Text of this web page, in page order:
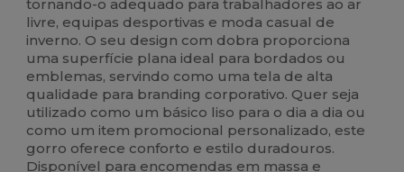
tornando-o adequado para trabalhadores ao ar
livre, equipas desportivas e moda casual de
inverno. O seu design com dobra proporciona
uma superfície plana ideal para bordados ou
emblemas, servindo como uma tela de alta
qualidade para branding corporativo. Quer seja
utilizado como um básico liso para o dia a dia ou
como um item promocional personalizado, este
gorro oferece conforto e estilo duradouros.
Disponível para encomendas em massa e